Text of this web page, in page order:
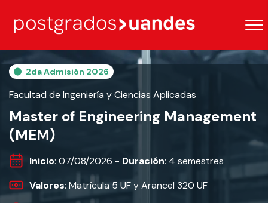
2da Admisión 2026
Facultad de Ingeniería y Ciencias Aplicadas
Master of Engineering Management
(MEM)
Inicio: 07/08/2026 - Duración: 4 semestres
Valores: Matrícula 5 UF y Arancel 320 UF